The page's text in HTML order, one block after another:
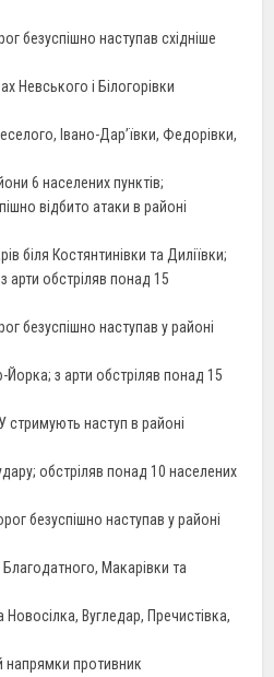
безуспішно наступав східніше
Невського і Білогорівки
Івано-Дар’ївки, Федорівки,
6 населених пунктів;
відбито атаки в районі
біля Костянтинівки та Диліївки;
арти обстріляв понад 15
безуспішно наступав у районі
Йорка; з арти обстріляв понад 15
стримують наступ в районі
обстріляв понад 10 населених
безуспішно наступав у районі
Макарівки та
Вугледар, Пречистівка,
напрямки противник